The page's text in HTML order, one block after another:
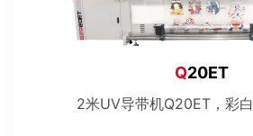
Q20ET
2米UV导带机Q20ET，彩